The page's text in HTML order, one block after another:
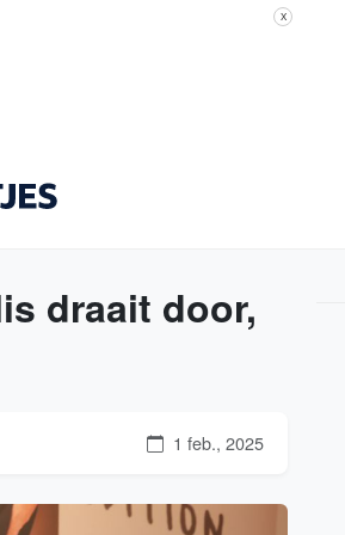
X
draait door,
1 feb., 2025